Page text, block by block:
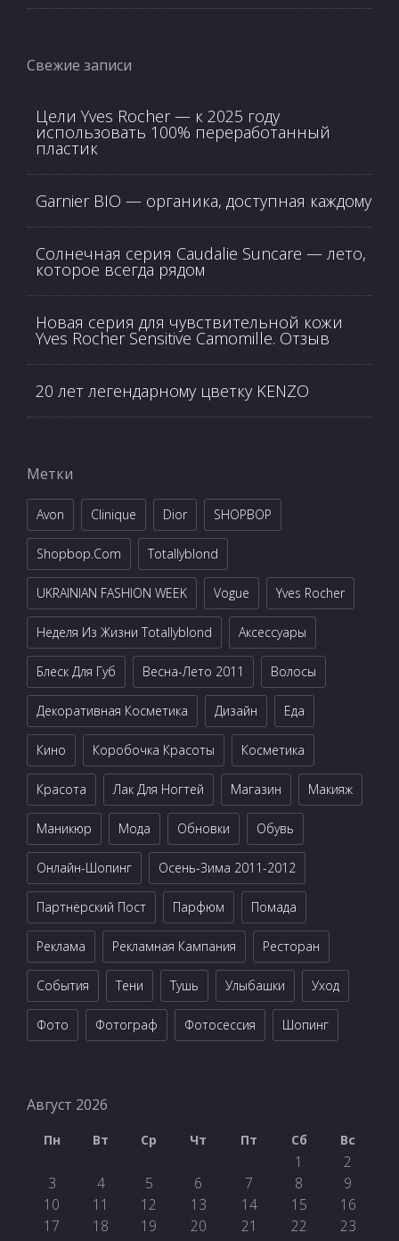
Свежие записи
Цели Yves Rocher — к 2025 году
использовать 100% переработанный
пластик
Garnier BIO — органика, доступная каждому
Солнечная серия Caudalie Suncare — лето,
которое всегда рядом
Новая серия для чувствительной кожи
Yves Rocher Sensitive Camomille. Отзыв
20 лет легендарному цветку KENZO
Метки
Avon Clinique Dior SHOPBOP
Shopbop.com Totallyblond
UKRAINIAN FASHION WEEK Vogue Yves Rocher
Неделя Из Жизни Totallyblond Аксессуары
Блеск Для Губ Весна-Лето 2011 Волосы
Декоративная Косметика Дизайн Еда
Кино Коробочка Красоты Косметика
Красота Лак Для Ногтей Магазин Макияж
Маникюр Мода Обновки Обувь
Онлайн-Шопинг Осень-Зима 2011-2012
Партнёрский Пост Парфюм Помада
Реклама Рекламная Кампания Ресторан
События Тени Тушь Улыбашки Уход
Фото Фотограф Фотосессия Шопинг
Август 2026
Пн Вт Ср Чт Пт Сб Вс
1
2
3
4 5 6 7 8
9
10
11 12 13 14 15
16
17
18 19 20 21 22
23